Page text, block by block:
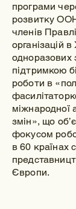
програми
розвитку
членів
організацій
одноразових
підтримкою
роботи в
міжнародної
змін», що
фокусом
в 60 країнах
Європи.